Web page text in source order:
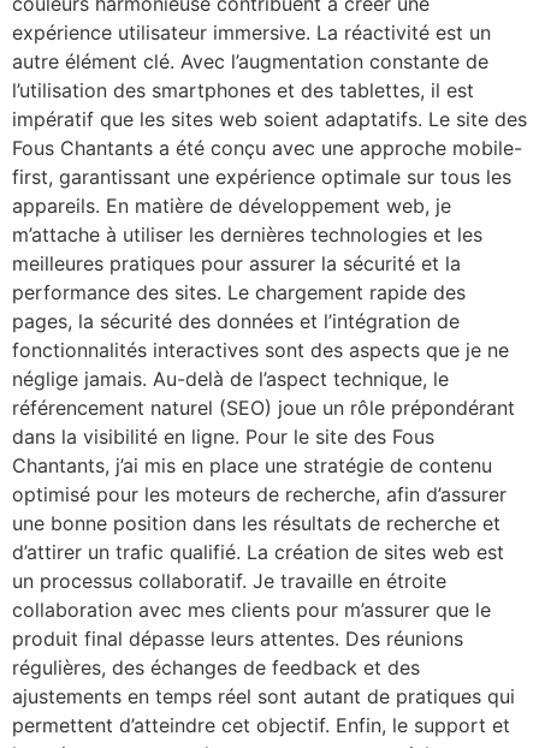
expérience utilisateur immersive. La réactivité est un
autre élément clé. Avec l’augmentation constante de
l’utilisation des smartphones et des tablettes, il est
impératif que les sites web soient adaptatifs. Le site des
Fous Chantants a été conçu avec une approche mobile-
first, garantissant une expérience optimale sur tous les
appareils. En matière de développement web, je
m’attache à utiliser les dernières technologies et les
meilleures pratiques pour assurer la sécurité et la
performance des sites. Le chargement rapide des
pages, la sécurité des données et l’intégration de
fonctionnalités interactives sont des aspects que je ne
néglige jamais. Au-delà de l’aspect technique, le
référencement naturel (SEO) joue un rôle prépondérant
dans la visibilité en ligne. Pour le site des Fous
Chantants, j’ai mis en place une stratégie de contenu
optimisé pour les moteurs de recherche, afin d’assurer
une bonne position dans les résultats de recherche et
d’attirer un trafic qualifié. La création de sites web est
un processus collaboratif. Je travaille en étroite
collaboration avec mes clients pour m’assurer que le
produit final dépasse leurs attentes. Des réunions
régulières, des échanges de feedback et des
ajustements en temps réel sont autant de pratiques qui
permettent d’atteindre cet objectif. Enfin, le support et